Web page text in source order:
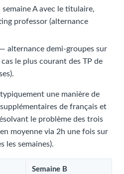
A avec le titulaire,
professor (alternance
— alternance demi-groupes sur
le plus courant des TP de
une manière de
de français et
le problème des trois
moyenne via 2h une fois sur
les semaines).
Semaine B